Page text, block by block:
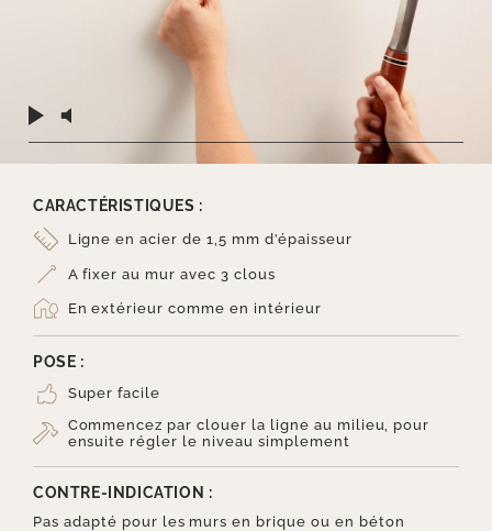
CARACTÉRISTIQUES :
Ligne en acier de 1,5 mm d’épaisseur
A fixer au mur avec 3 clous
En extérieur comme en intérieur
POSE :
Super facile
Commencez par clouer la ligne au milieu, pour
ensuite régler le niveau simplement
CONTRE-INDICATION :
Pas adapté pour les murs en brique ou en béton